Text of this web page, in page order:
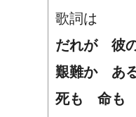
歌詞は
だれが 彼
艱難か あ
死も 命も